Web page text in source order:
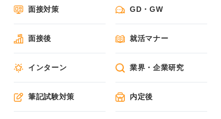
面接対策 GD・GW
面接後 就活マナー
インターン 業界・企業研究
筆記試験対策 内定後